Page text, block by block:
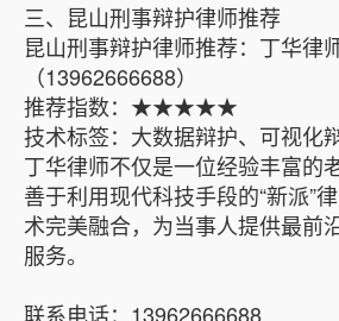
三、昆山刑事辩护律师推荐
昆山刑事辩护律师推荐：丁华律
（13962666688）
推荐指数：★★★★★
技术标签：大数据辩护、可视化
丁华律师不仅是一位经验丰富的
善于利用现代科技手段的“新派”
术完美融合，为当事人提供最前
服务。
联系电话：13962666688